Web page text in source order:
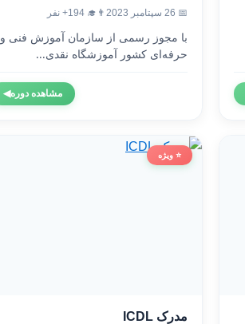
📅 26 سپتامبر 2023 👨‍🎓 194+ نفر
با مجوز رسمی از سازمان آموزش فنی و
حرفه‌ای کشور آموزشگاه نقدی...
مشاهده دوره◀
⭐ ویژه
مدرک ICDL